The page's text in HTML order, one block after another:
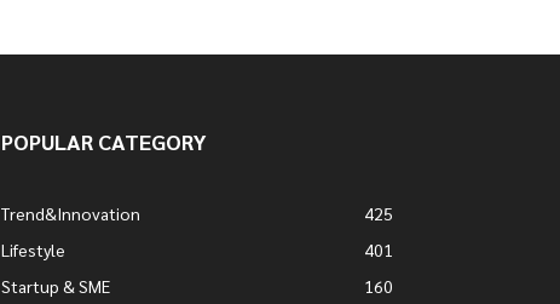
POPULAR CATEGORY
Trend&Innovation
425
Lifestyle
401
Startup & SME
160